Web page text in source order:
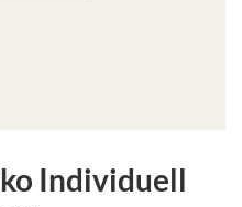
Individuell